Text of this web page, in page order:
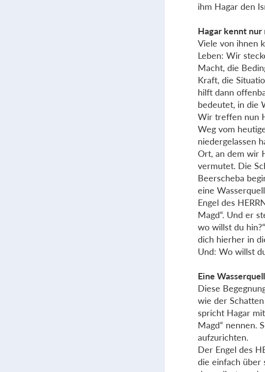
ihm Hagar den
Hagar kennt nur
Viele von ihnen
Leben: Wir
Macht, die
Kraft, die
hilft dann
bedeutet, in die
Wir treffen nun
Weg vom
niedergelassen
Ort, an dem wir
vermutet. Die
Beerscheba
eine
Engel des
Magd“. Und er
wo willst du
dich hierher in
Und: Wo willst
Eine
Diese
wie der
spricht Hagar
Magd“ nennen.
aufzurichten.
Der Engel des
die einfach über